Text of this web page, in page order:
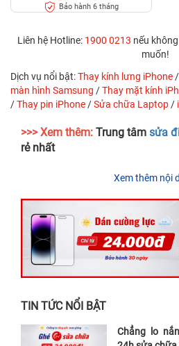
Bảo hành 6 tháng
Liên hệ Hotline: 1900 0213 nếu
muốn!
Dịch vụ nổi bật:Thay kính lưng iPhone /
màn hình Samsung /Thay mặt kính
/Thay pin iPhone /Sửa chữa Laptop /
>>> Xem thêm: Trung tâm sửa
rẻ nhất
Xem thêm nội
TIN TỨC NỔI BẬT
Chẳng lo